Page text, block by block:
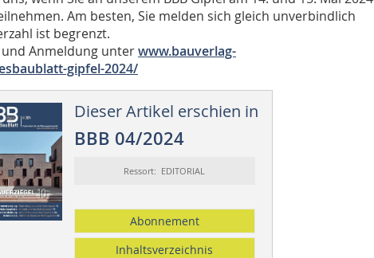
Am besten, Sie melden sich gleich unverbindlich
ist begrenzt.
Anmeldung unterwww.bauverlag-
gipfel-2024/
Dieser Artikel erschien in
BBB 04/2024
Ressort: EDITORIAL
Abonnement
Inhaltsverzeichnis